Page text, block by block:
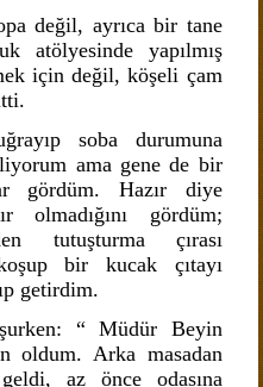
değil, ayrıca bir tane
atölyesinde yapılmış
için değil, köşeli çam
soba durumuna
ama gene de bir
gördüm. Hazır diye
olmadığını gördüm;
tutuşturma çırası
bir kucak çıtayı
getirdim.
“ Müdür Beyin
oldum. Arka masadan
az önce odasına